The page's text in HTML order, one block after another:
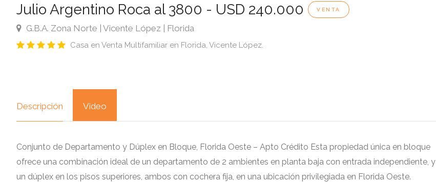
Julio Argentino Roca al 3800 - USD 240.000 VENTA
G.B.A. Zona Norte | Vicente López | Florida
Casa en Venta Multifamiliar en Florida, Vicente López.
Descripción Video
Conjunto de Departamento y Dúplex en Bloque, Florida Oeste – Apto Crédito Esta propiedad única en bloque
ofrece una combinación ideal de un departamento de 2 ambientes en planta baja con entrada independiente, y
un dúplex en los pisos superiores, ambos con cochera fija, en una ubicación privilegiada en Florida Oeste.